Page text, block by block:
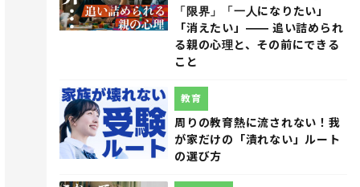
「限界」「一人になりたい」
「消えたい」―― 追い詰められ
る親の心理と、その前にできる
こと
周りの教育熱に流されない！我
が家だけの「潰れない」ルート
の選び方
教育